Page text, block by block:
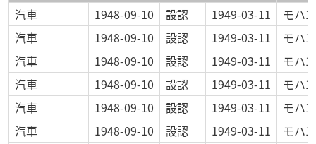
汽車
1948-09-10 設認 1949-03-11
モハ
汽車
1948-09-10 設認 1949-03-11
モハ
汽車
1948-09-10 設認 1949-03-11
モハ
汽車
1948-09-10 設認 1949-03-11
モハ
汽車
1948-09-10 設認 1949-03-11
モハ
汽車
1948-09-10 設認 1949-03-11
モハ